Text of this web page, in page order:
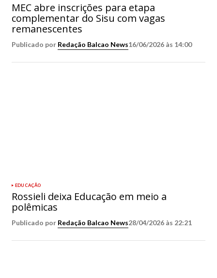
MEC abre inscrições para etapa
complementar do Sisu com vagas
remanescentes
Publicado por Redação Balcao News16/06/2026 às 14:00
EDUCAÇÃO
Rossieli deixa Educação em meio a
polêmicas
Publicado por Redação Balcao News28/04/2026 às 22:21